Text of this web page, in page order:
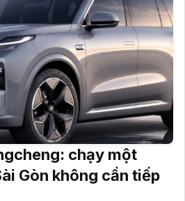
chạy một
Gòn không cần tiếp